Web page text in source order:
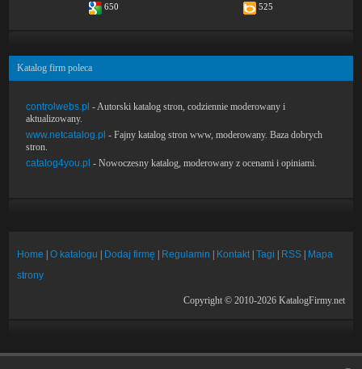
650 525
Katalog firm poleca
controlwebs.pl - Autorski katalog stron, codziennie moderowany i
aktualizowany.
www.netcatalog.pl - Fajny katalog stron www, moderowany. Baza dobrych
stron.
catalog4you.pl - Nowoczesny katalog, moderowany z ocenami i opiniami.
Home |O katalogu Dodaj firmę Regulamin Kontakt|Tagi RSS
Mapa
strony
Copyright © 2010-2026 KatalogFirmy.net